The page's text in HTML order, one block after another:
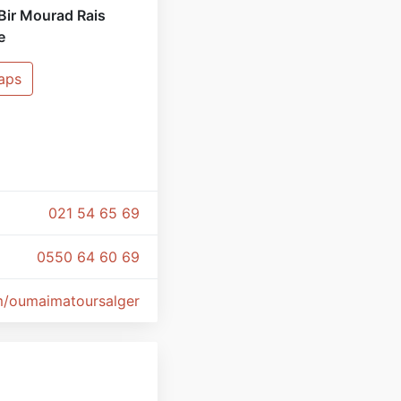
Mourad Rais
021 54 65 69
0550 64 60 69
oumaimatoursalger